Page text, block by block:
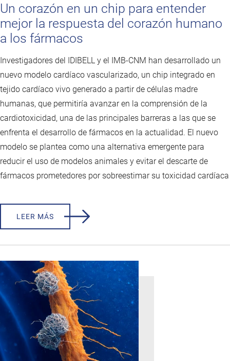
Un corazón en un chip para entender
mejor la respuesta del corazón humano
a los fármacos
Investigadores del IDIBELL y el IMB-CNM han desarrollado un
nuevo modelo cardíaco vascularizado, un chip integrado en
tejido cardíaco vivo generado a partir de células madre
humanas, que permitiría avanzar en la comprensión de la
cardiotoxicidad, una de las principales barreras a las que se
enfrenta el desarrollo de fármacos en la actualidad. El nuevo
modelo se plantea como una alternativa emergente para
reducir el uso de modelos animales y evitar el descarte de
fármacos prometedores por sobreestimar su toxicidad cardíaca
LEER MÁS